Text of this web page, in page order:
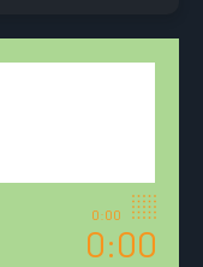
0:00
0:00